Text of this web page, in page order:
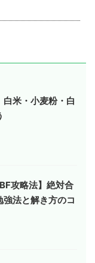
白米・小麦粉・白
攻略法】絶対合
法と解き方のコ